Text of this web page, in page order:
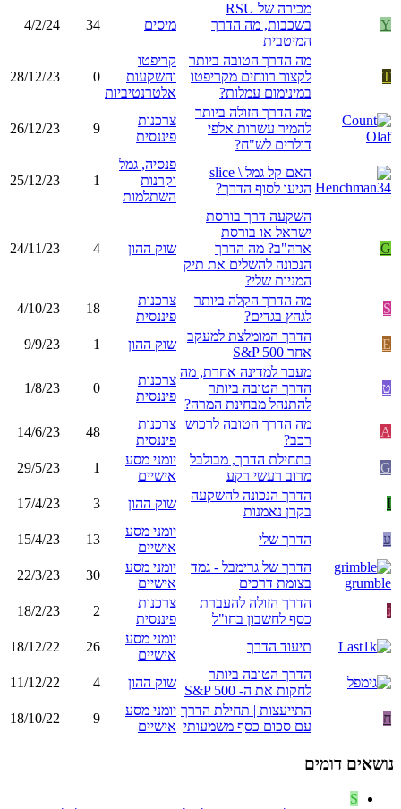
Y
מכירה של RSU
בשכבות, מה הדרך
המיטבית
מיסים 34
4/2/24
T
מה הדרך הטובה ביותר
לקצור רווחים מקריפטו
במינימום עמלות?
קריפטו
והשקעות
אלטרנטיביות
0
28/12/23
מה הדרך הזולה ביותר
להמיר עשרות אלפי
דולרים לש"ח?
צרכנות
פיננסית
9
26/12/23
האם קל גמל \ slice
הגיעו לסוף הדרך?
פנסיה, גמל
וקרנות
השתלמות
1
25/12/23
G
השקעה דרך בורסת
ישראל או בורסת
ארה"ב? מה הדרך
הנכונה להשלים את תיק
המניות שלי?
שוק ההון 4
24/11/23
S
מה הדרך הקלה ביותר
לגהץ בגדים?
צרכנות
פיננסית
18
4/10/23
E
הדרך המומלצת למעקב
אחר S&P 500
שוק ההון 1
9/9/23
ט
מעבר למדינה אחרת, מה
הדרך הטובה ביותר
להתנהל מבחינת המרה?
צרכנות
פיננסית
0
1/8/23
A
מה הדרך הטובה לרכוש
רכב?
צרכנות
פיננסית
48
14/6/23
G
בתחילת הדרך, מבולבל
מרוב רעשי רקע
יומני מסע
אישיים
1
29/5/23
I
הדרך הנכונה להשקעה
בקרן נאמנות
שוק ההון 3
17/4/23
ע הדרך שלי
יומני מסע
אישיים
13
15/4/23
הדרך של גרימבל - גמד
בצומת דרכים
יומני מסע
אישיים
30
22/3/23
נ
הדרך הזולה להעברת
כסף לחשבון בחו"ל
צרכנות
פיננסית
2
18/2/23
תיעוד הדרך
יומני מסע
אישיים
26
18/12/22
הדרך הטובה ביותר
לחקות את ה- S&P 500
שוק ההון 4
11/12/22
ח
התייעצות | תחילת הדרך
עם סכום כסף משמעותי
יומני מסע
אישיים
9
18/10/22
נושאים דומים
S